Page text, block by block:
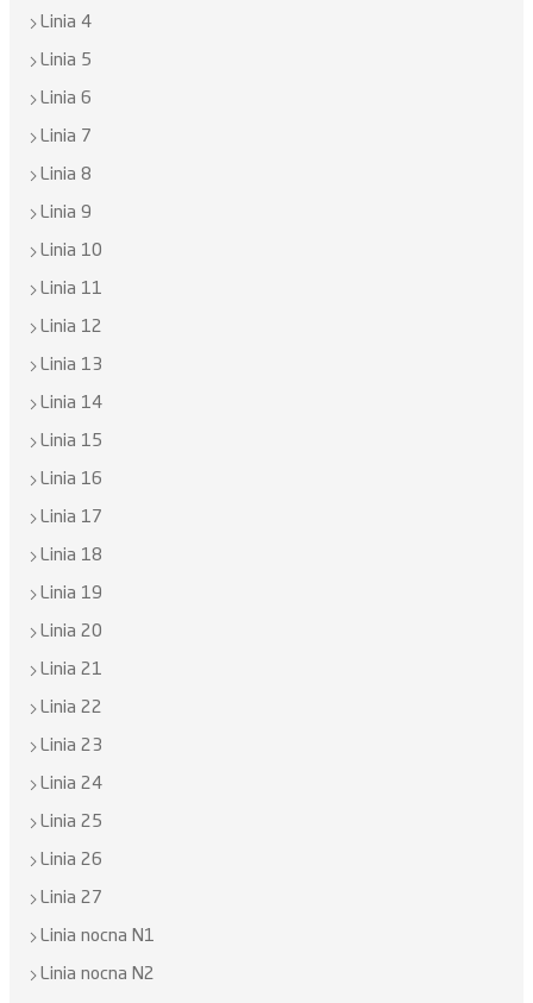
Linia 4
Linia 5
Linia 6
Linia 7
Linia 8
Linia 9
Linia 10
Linia 11
Linia 12
Linia 13
Linia 14
Linia 15
Linia 16
Linia 17
Linia 18
Linia 19
Linia 20
Linia 21
Linia 22
Linia 23
Linia 24
Linia 25
Linia 26
Linia 27
Linia nocna N1
Linia nocna N2